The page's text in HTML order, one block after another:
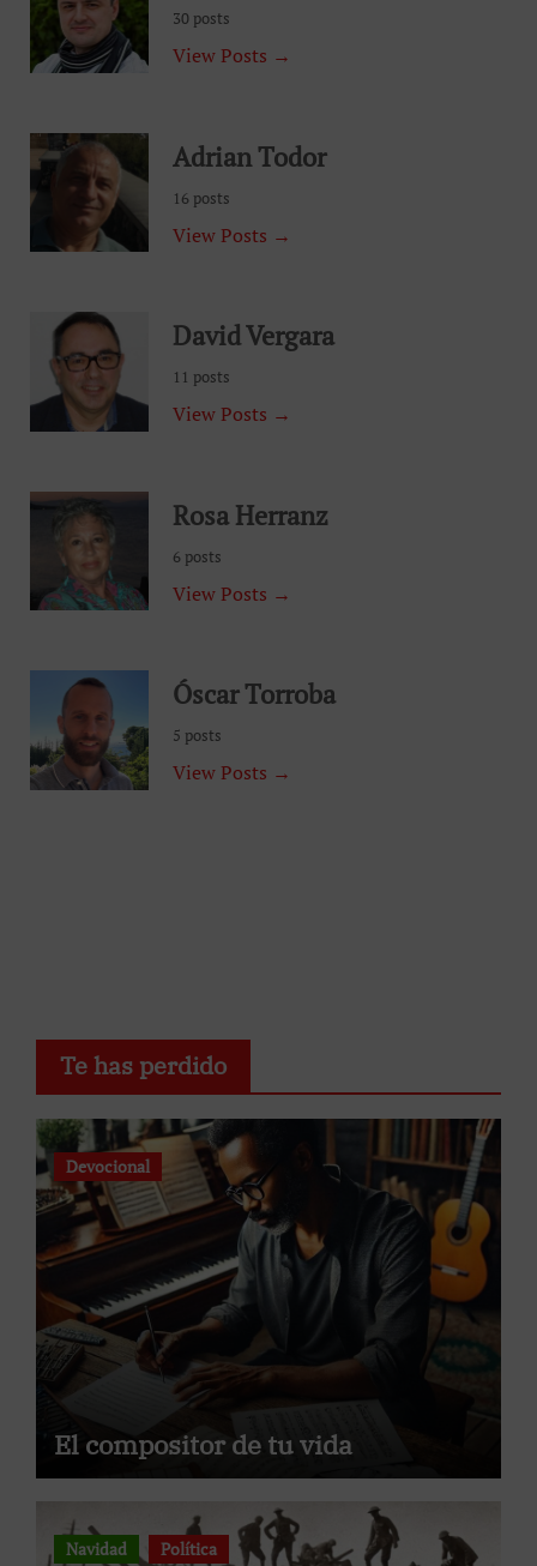
30 posts
View Posts →
Adrian Todor
16 posts
View Posts →
David Vergara
11 posts
View Posts →
Rosa Herranz
6 posts
View Posts →
Óscar Torroba
5 posts
View Posts →
Te has perdido
Devocional
El compositor de tu vida
Navidad Política